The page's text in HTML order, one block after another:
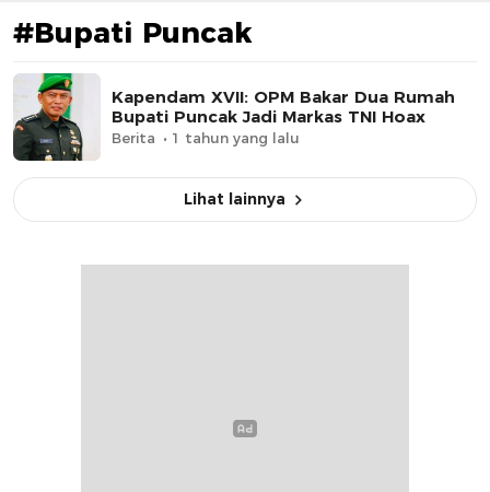
#Bupati Puncak
Kapendam XVII: OPM Bakar Dua Rumah
Bupati Puncak Jadi Markas TNI Hoax
Berita 1 tahun yang lalu
Lihat lainnya